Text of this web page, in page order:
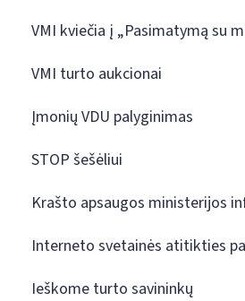
VMI kviečia į „Pasimatymą su
VMI turto aukcionai
Įmonių VDU palyginimas
STOP šešėliui
Krašto apsaugos ministerijos
Interneto svetainės atitikties
Ieškome turto savininkų